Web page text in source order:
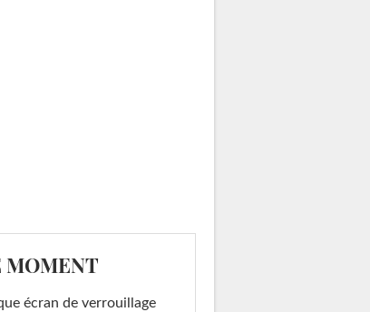
MOMENT
écran de verrouillage